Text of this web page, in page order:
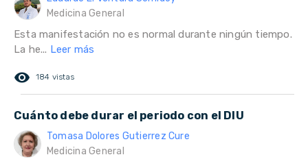
Medicina General
Esta manifestación no es normal durante ningún tiempo.
La he... Leer más
remove_red_eye 184 vistas
Cuánto debe durar el periodo con el DIU
Tomasa Dolores Gutierrez Cure
Medicina General